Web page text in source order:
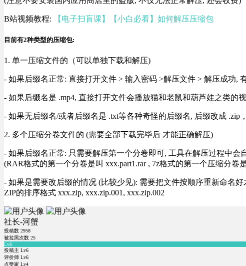
B站视频教程: 【电子扫盲课】【小白必看】如何解压压缩包
目前有2种类型的压缩包:
1. 单一压缩文件的（可以单独下载和解压)
- 如果后缀名正常: 直接打开文件 > 输入密码 >解压文件 > 解压成功,
- 如果后缀名是 .mp4, 直接打开文件会播放猫和老鼠和葫芦娃之类的
- 如果无后缀名/或者后缀名是 .txt等各种奇怪的后缀名, 后缀改成
2. 多个压缩分卷文件的 (需要全部下载完毕后 才能正确解压)
- 如果后缀名正常: 只需要解压第一个分卷即可, 工具在解压过程中
(RAR格式的第一个分卷是叫 xxx.part1.rar , 7z格式的第一个压缩分
- 如果是需要改后缀的情况 (比较少见): 需要把文件按顺序重新命名好
ZIP的排序格式 xxx.zip, xxx.zip.001, xxx.zip.002
社长-河蟹
投稿数 2958
被拉黑次数 25
Lv6
投稿主 Lv6
评价师 Lv6
点赞家 Lv4